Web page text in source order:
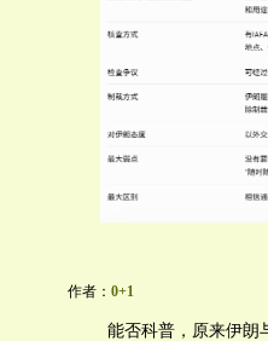
作者： 0+1
能否科普，原来伊朗